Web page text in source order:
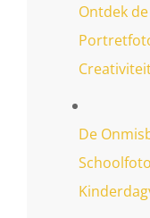
Ontdek
De